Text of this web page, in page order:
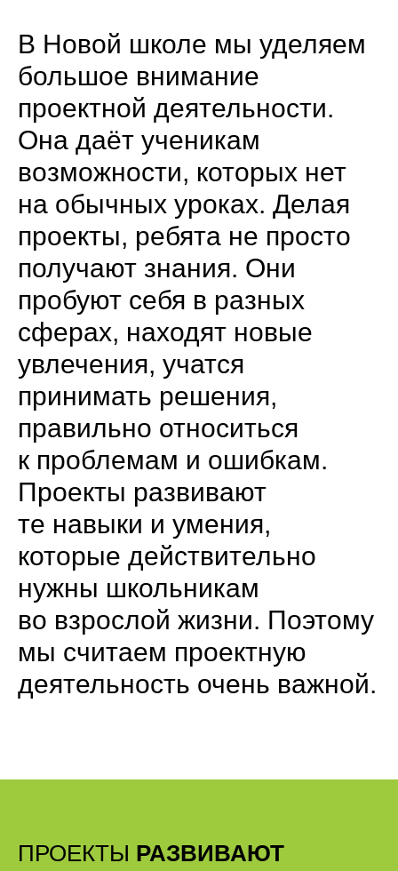
В Новой школе мы уделяем
большое внимание
проектной деятельности.
Она даёт ученикам
возможности, которых нет
на обычных уроках. Делая
проекты, ребята не просто
получают знания. Они
пробуют себя в разных
сферах, находят новые
увлечения, учатся
принимать решения,
правильно относиться
к проблемам и ошибкам.
Проекты развивают
те навыки и умения,
которые действительно
нужны школьникам
во взрослой жизни. Поэтому
мы считаем проектную
деятельность очень важной.
ПРОЕКТЫ РАЗВИВАЮТ